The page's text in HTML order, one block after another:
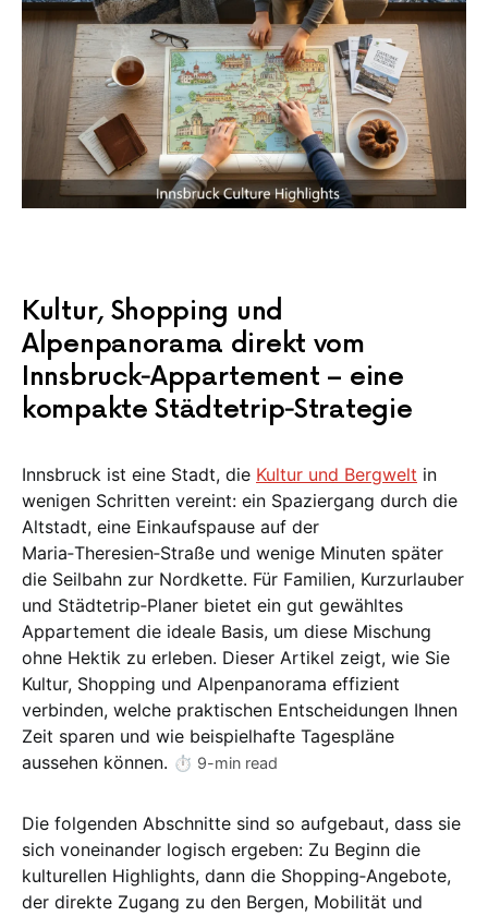
Kultur, Shopping und
Alpenpanorama direkt vom
Innsbruck‑Appartement – eine
kompakte Städtetrip‑Strategie
Innsbruck ist eine Stadt, die Kultur und Bergwelt in
wenigen Schritten vereint: ein Spaziergang durch die
Altstadt, eine Einkaufspause auf der
Maria‑Theresien‑Straße und wenige Minuten später
die Seilbahn zur Nordkette. Für Familien, Kurzurlauber
und Städtetrip‑Planer bietet ein gut gewähltes
Appartement die ideale Basis, um diese Mischung
ohne Hektik zu erleben. Dieser Artikel zeigt, wie Sie
Kultur, Shopping und Alpenpanorama effizient
verbinden, welche praktischen Entscheidungen Ihnen
Zeit sparen und wie beispielhafte Tagespläne
aussehen können. ⏱️ 9-min read
Die folgenden Abschnitte sind so aufgebaut, dass sie
sich voneinander logisch ergeben: Zu Beginn die
kulturellen Highlights, dann die Shopping‑Angebote,
der direkte Zugang zu den Bergen, Mobilität und